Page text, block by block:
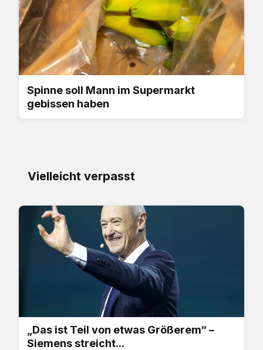
Spinne soll Mann im Supermarkt
gebissen haben
Vielleicht verpasst
„Das ist Teil von etwas Größerem“ –
Siemens streicht...